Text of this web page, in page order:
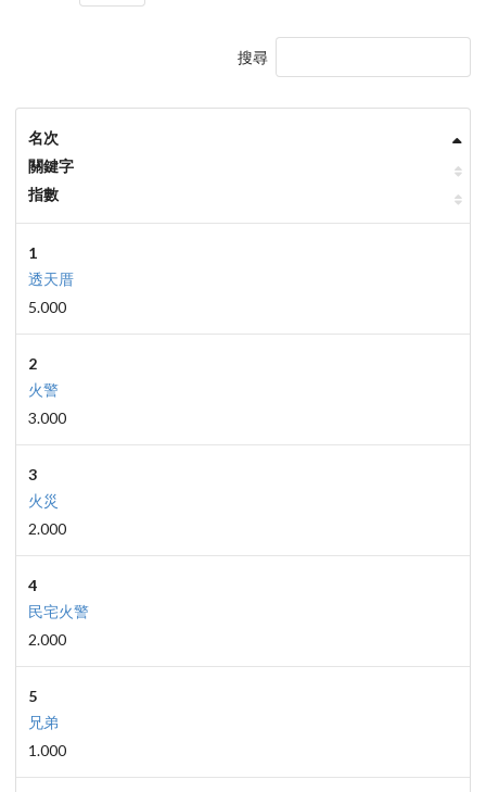
搜尋
名次
關鍵字
指數
1
透天厝
5.000
2
火警
3.000
3
火災
2.000
4
民宅火警
2.000
5
兄弟
1.000